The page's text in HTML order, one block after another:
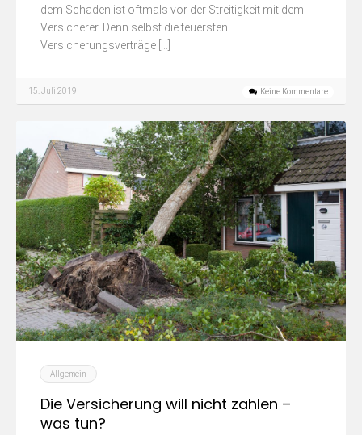
dem Schaden ist oftmals vor der Streitigkeit mit dem
Versicherer. Denn selbst die teuersten
Versicherungsverträge […]
15. Juli 2019 Keine Kommentare
Allgemein
Die Versicherung will nicht zahlen –
was tun?